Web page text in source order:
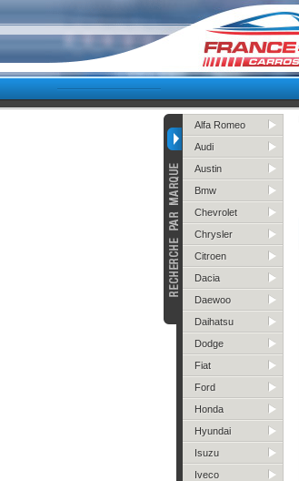
Alfa Romeo
Audi
Austin
Bmw
Chevrolet
Chrysler
Citroen
Dacia
Daewoo
Daihatsu
Dodge
Fiat
Ford
Honda
Hyundai
Isuzu
Iveco